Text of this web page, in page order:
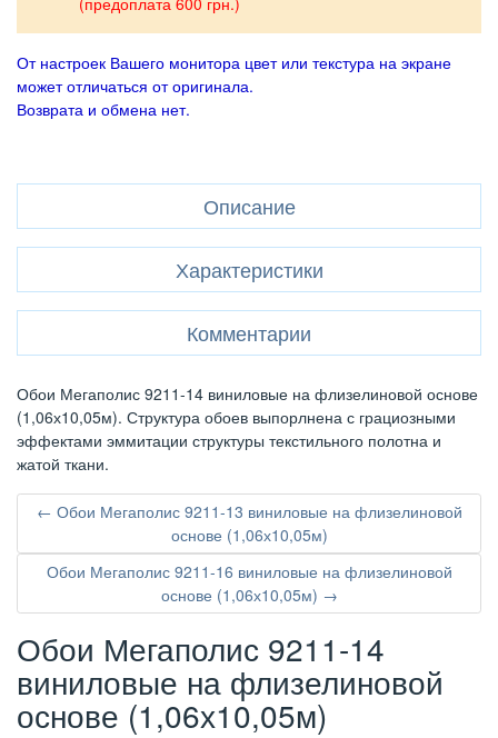
От настроек Вашего монитора цвет или текстура на экране
может отличаться от оригинала.
Возврата и обмена нет.
Описание
Характеристики
Комментарии
Обои Мегаполис 9211-14 виниловые на флизелиновой основе
(1,06х10,05м). Структура обоев выпорлнена с грациозными
эффектами эммитации структуры текстильного полотна и
жатой ткани.
← Обои Мегаполис 9211-13 виниловые на флизелиновой
основе (1,06х10,05м)
Обои Мегаполис 9211-16 виниловые на флизелиновой
основе (1,06х10,05м) →
Обои Мегаполис 9211-14
виниловые на флизелиновой
основе (1,06х10,05м)